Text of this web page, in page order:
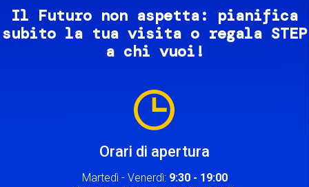
Il Futuro non aspetta: pianifica
subito la tua visita o regala STEP
a chi vuoi!
Orari di apertura
Martedì - Venerdì: 9:30 - 19:00